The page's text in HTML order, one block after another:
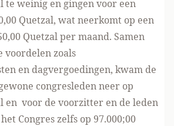
te weinig en gingen voor een
Quetzal, wat neerkomt op een
Quetzal per maand. Samen
voordelen zoals
en dagvergoedingen, kwam de
congresleden neer op
en voor de voorzitter en de leden
Congres zelfs op 97.000;00